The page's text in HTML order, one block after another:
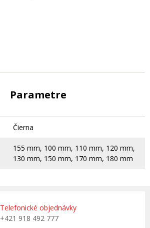
Parametre
Čierna
155 mm, 100 mm, 110 mm, 120 mm,
130 mm, 150 mm, 170 mm, 180 mm
Telefonické objednávky
+421 918 492 777